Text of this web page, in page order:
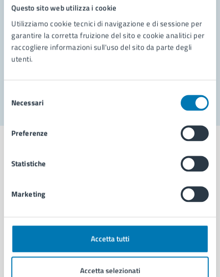
Questo sito web utilizza i cookie
Utilizziamo cookie tecnici di navigazione e di sessione per
garantire la corretta fruizione del sito e cookie analitici per
raccogliere informazioni sull'uso del sito da parte degli
utenti.
delNecessari
Preferenze
Statistiche
Marketing
Accetta tutti
Accetta selezionati
Richiedi assistenza
Prenota appuntamento
Problemi in città
Aree amministrative
Uffici